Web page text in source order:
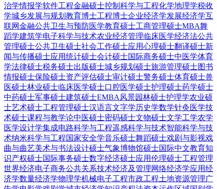
治学情报学软件工程金融硕士控制科学与工程化学地理学税收
学城乡发展与规划 教育博士工程博士企业经济学发展经济学互
联网金融公共卫生与预防医学教育硕士工商管理硕士MBA舞
蹈学建筑学电子科学与技术农业经济管理临床医学经济法公共
管理硕士公共卫生硕士社会工作硕士应用心理硕士翻译硕士新
闻与传播硕士应用统计硕士会计硕士国际商务硕士中医学体育
学法律硕士税务硕士出版硕士城乡规划硕士旅游管理硕士图书
情报硕士保险硕士资产评估硕士审计硕士警务硕士体育硕士兽
医硕士林业硕士临床医学硕士口腔医学硕士护理硕士药学硕士
中药硕士军事硕士建筑硕士EMBA 风景园林硕士护理学农业硕
士艺术硕士工程管理硕士汉语言文字学历史学数学针灸 医学技
术硕士课程与教学论中医硕士密码硕士文物硕士文学工学农学
医学设计学集成电路科学与工程遥感科学与技术智能科学与技
术纳米科学与工程国家安全学音乐硕士舞蹈硕士戏剧与影视戏
曲与曲艺美术与书法设计硕士气象博物馆硕士国际中文教育知
识产权硕士国际事务硕士数字经济硕士应用伦理硕士工程管理
世界经济电子商务公共关系技术经济及管理网络经济学应用经
济学数量经济学物理学机械电子工程市政工程土地资源管理广